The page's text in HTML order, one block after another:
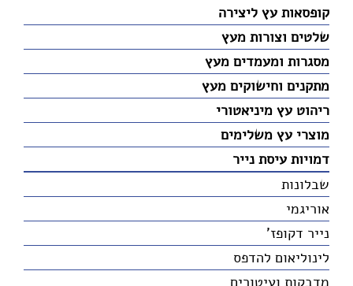
קופסאות עץ ליצירה
שלטים וצורות מעץ
מסגרות ומעמדים מעץ
מתקנים וחישוקים מעץ
ריהוט עץ מיניאטורי
מוצרי עץ משלימים
דמויות עיסת נייר
שבלונות
אוריגמי
נייר דקופז'
לינוליאום להדפס